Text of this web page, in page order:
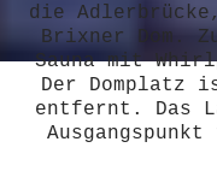
die
Brixner Dom.
Sauna mit
Der Domplatz
entfernt. Das